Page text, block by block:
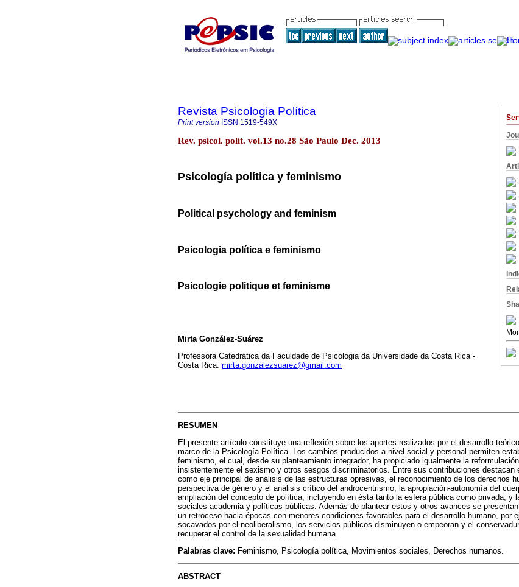
Revista Psicologia Política
Print version ISSN 1519-549X
Rev. psicol. polít. vol.13 no.28 São Paulo Dec. 2013
Psicología política y feminismo
Political psychology and feminism
Psicologia política e feminismo
Psicologie politique et feminisme
Mirta González-Suárez
Professora Catedrática da Faculdade de Psicologia da Universidade da Costa Rica -
Costa Rica. mirta.gonzalezsuarez@gmail.com
RESUMEN
El presente artículo constituye una reflexión sobre los aportes realizados por el desarrollo
marco de la Psicología Política. Los cambios producidos a nivel social y personal permiten
feminismo, el cual, desde su planteamiento integrador, ha propiciado igualmente la
insistentemente el sexismo y otros sesgos discriminatorios. Entre sus contribuciones destacan
como eje principal de análisis de las estructuras opresivas, el reconocimiento de los derechos
perspectiva de género y el análisis crítico del androcentrismo, la apropiación-autonomía del
ampliación del concepto de política, incluyendo en ésta tanto la esfera pública como privada, y
sociales-academia y políticas públicas. Además de plantear estos y otros avances se
un retroceso hacia épocas con menores condiciones favorables para el desarrollo humano, por
socavados por el neoliberalismo, los servicios públicos disminuyen o empeoran y el
recuperar el control de la sexualidad humana.
Palabras clave: Feminismo, Psicología política, Movimientos sociales, Derechos humanos.
ABSTRACT